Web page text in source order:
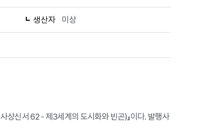
생산자 미상
신서 62 - 제3세계의 도시화와 빈곤)』이다. 발행사